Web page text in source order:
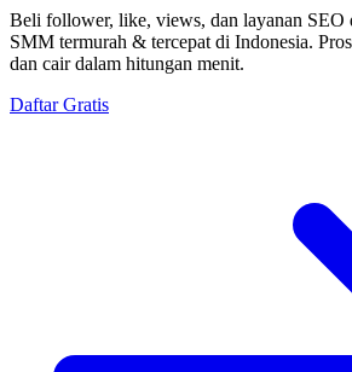
Beli follower, like, views, dan layanan SEO
SMM termurah & tercepat di Indonesia.
dan cair dalam hitungan menit.
Daftar Gratis